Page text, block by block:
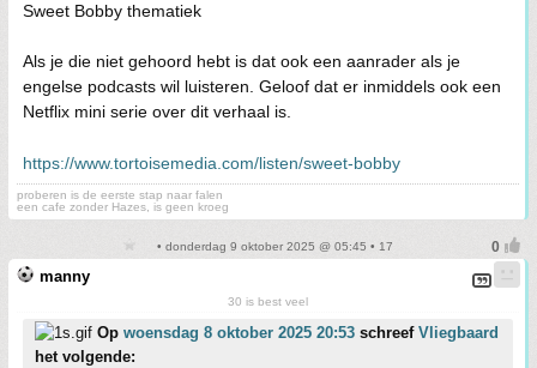
Sweet Bobby thematiek
Als je die niet gehoord hebt is dat ook een aanrader als je
engelse podcasts wil luisteren. Geloof dat er inmiddels ook een
Netflix mini serie over dit verhaal is.
https://www.tortoisemedia.com/listen/sweet-bobby
proberen is de eerste stap naar falen
een cafe zonder Hazes, is geen kroeg
• donderdag 9 oktober 2025 @ 05:45 • 17
manny
30 is best veel
Op woensdag 8 oktober 2025 20:53 schreef Vliegbaard
het volgende: